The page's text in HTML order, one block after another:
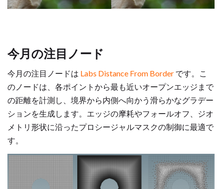
今月の注目ノード
今月の注目ノードは Labs Distance From Border です。こ
のノードは、各ポイントから最も近いオープンエッジまで
の距離を計測し、境界から内側へ向かう滑らかなグラデー
ションを生成します。エッジの摩耗やフォールオフ、ジオ
メトリ形状に沿ったプロシージャルマスクの制御に最適で
す。